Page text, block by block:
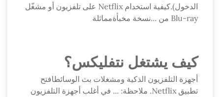
الدخول).كيفية استخدام Netflix على تلفزيون أو مشغّل
Blu-ray من ...نسخة مخبأةمماثلة
كيف يشتغل نتفليكس؟
أجهزة التلفزيون الذكية ومشغلات بث الوسائطافتح
تطبيق Netflix. ملاحظة: ... في أغلب أجهزة التلفزيون